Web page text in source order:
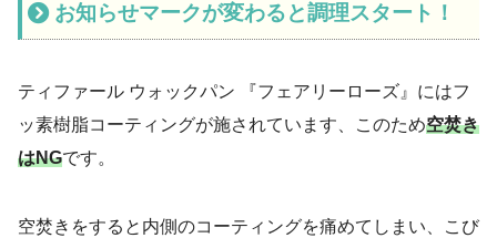
お知らせマークが変わると調理スタート！
ティファール ウォックパン 『フェアリーローズ』にはフ
ッ素樹脂コーティングが施されています、このため空焚き
はNGです。
空焚きをすると内側のコーティングを痛めてしまい、こび